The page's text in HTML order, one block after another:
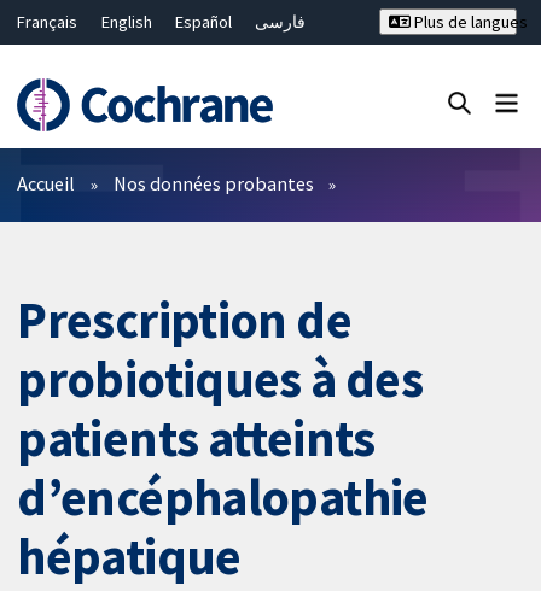
Français English Español
فارسی
Bahasa Malaysia
ไทย
繁體中文
简体中文
Plus de langues
Filtres
Accueil Nos données probantes
Prescription de
probiotiques à des
patients atteints
d’encéphalopathie
hépatique